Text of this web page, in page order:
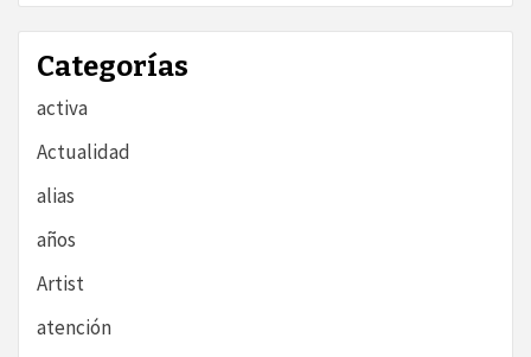
Categorías
activa
Actualidad
alias
años
Artist
atención